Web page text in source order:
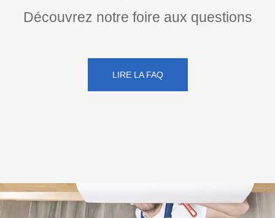
Découvrez notre foire aux questions
LIRE LA FAQ